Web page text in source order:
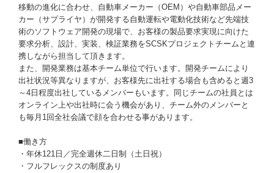
移動の進化に合わせ、自動車メーカー（OEM）や自動車部品メー
カー（サプライヤ）が開発する自動運転や電動化技術など先端技
術のソフトウェア開発の現場で、お客様の製品要求実現に向けた
要求分析、設計、実装、検証業務をSCSKプロジェクトチームと連
携しながら担当して頂きます。
また、開発業務は基本チーム単位で行います。開発チームにより
出社状況等異なりますが、お客様先に出社する場合も含めると週3
～4日程度出社しているメンバーもいます。同じチームの社員とは
オンライン上や出社時に会う機会があり、チーム外のメンバーと
も毎月1回全社会議で顔を合わせる事があります。
■働き方
・年休121日／完全週休二日制（土日祝）
・フルフレックスの制度あり